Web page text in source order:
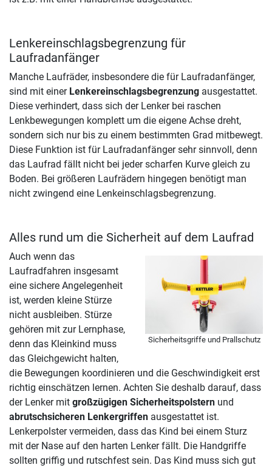
Lenkereinschlagsbegrenzung für
Laufradanfänger
Manche Laufräder, insbesondere die für Laufradanfänger,
sind mit einer Lenkereinschlagsbegrenzung ausgestattet.
Diese verhindert, dass sich der Lenker bei raschen
Lenkbewegungen komplett um die eigene Achse dreht,
sondern sich nur bis zu einem bestimmten Grad mitbewegt.
Diese Funktion ist für Laufradanfänger sehr sinnvoll, denn
das Laufrad fällt nicht bei jeder scharfen Kurve gleich zu
Boden. Bei größeren Laufrädern hingegen benötigt man
nicht zwingend eine Lenkeinschlagsbegrenzung.
Alles rund um die Sicherheit auf dem Laufrad
Sicherheitsgriffe und Prallschutz
Auch wenn das
Laufradfahren insgesamt
eine sichere Angelegenheit
ist, werden kleine Stürze
nicht ausbleiben. Stürze
gehören mit zur Lernphase,
denn das Kleinkind muss
das Gleichgewicht halten,
die Bewegungen koordinieren und die Geschwindigkeit erst
richtig einschätzen lernen. Achten Sie deshalb darauf, dass
der Lenker mit großzügigen Sicherheitspolstern und
abrutschsicheren Lenkergriffen ausgestattet ist.
Lenkerpolster vermeiden, dass das Kind bei einem Sturz
mit der Nase auf den harten Lenker fällt. Die Handgriffe
sollten griffig und rutschfest sein. Das Kind muss sich gut